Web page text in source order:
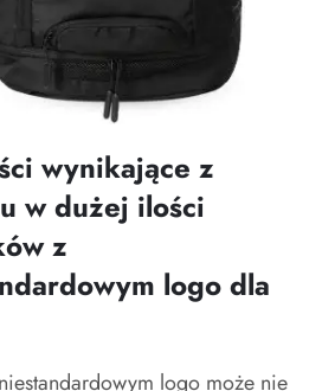
wynikające z
w dużej ilości
z
logo dla
logo może nie